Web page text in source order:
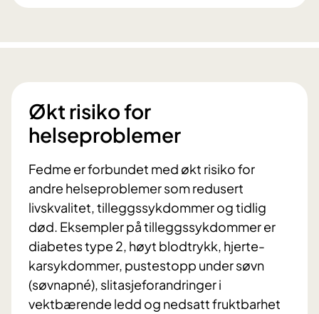
Økt risiko for
helseproblemer
Fedme er forbundet med økt risiko for
andre helseproblemer som redusert
livskvalitet, tilleggssykdommer og tidlig
død. Eksempler på tilleggssykdommer er
diabetes type 2, høyt blodtrykk, hjerte-
karsykdommer, pustestopp under søvn
(søvnapné), slitasjeforandringer i
vektbærende ledd og nedsatt fruktbarhet